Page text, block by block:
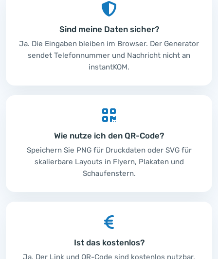
Sind meine Daten sicher?
Ja. Die Eingaben bleiben im Browser. Der Generator
sendet Telefonnummer und Nachricht nicht an
instantKOM.
Wie nutze ich den QR-Code?
Speichern Sie PNG für Druckdaten oder SVG für
skalierbare Layouts in Flyern, Plakaten und
Schaufenstern.
Ist das kostenlos?
Ja. Der Link und QR-Code sind kostenlos nutzbar.